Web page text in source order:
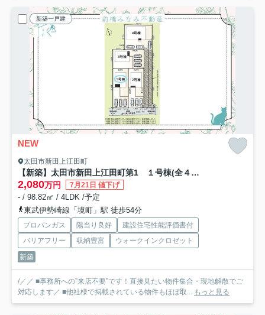
新築一戸建
NEW
太田市新田上江田町
【新築】太田市新田上江田町第1 １号棟(全４棟) クレイドルガーデン 新築建売分譲
2,080万円 7月21日 値下げ
- / 98.82㎡ / 4LDK /予定
東武伊勢崎線「境町」駅 徒歩54分
プロパンガス 陽当り良好
建設住宅性能評価書付
バリアフリー
収納豊富
ウォークインクロゼット
新築
/／／ ■事務所への”来店不要”です！直接見たい物件集合・現地解散でご
対応します／ ■他社様で掲載されている物件もほぼ取... もっと見る